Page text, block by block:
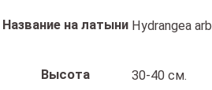
Название на латыни Hydrangea
Высота 30-40 см.